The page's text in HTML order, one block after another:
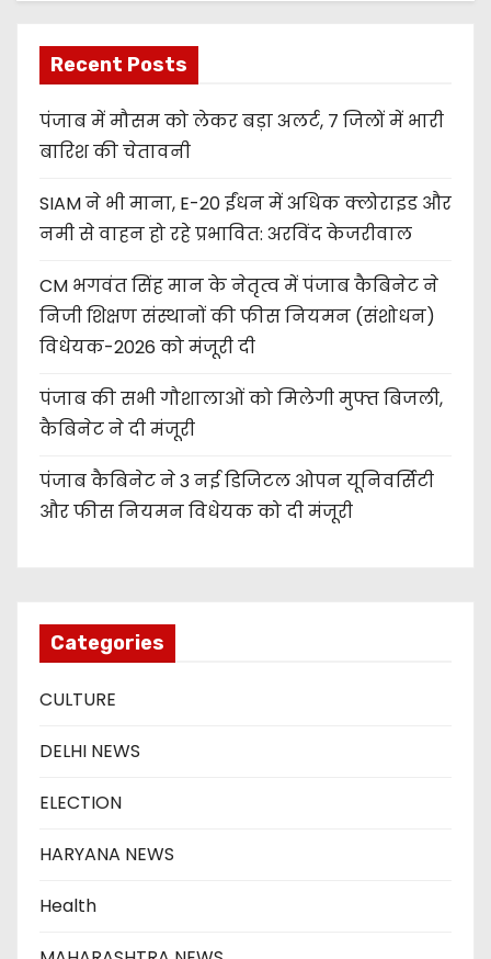
Recent Posts
पंजाब में मौसम को लेकर बड़ा अलर्ट, 7 जिलों में भारी
बारिश की चेतावनी
SIAM ने भी माना, E-20 ईंधन में अधिक क्लोराइड और
नमी से वाहन हो रहे प्रभावित: अरविंद केजरीवाल
CM भगवंत सिंह मान के नेतृत्व में पंजाब कैबिनेट ने
निजी शिक्षण संस्थानों की फीस नियमन (संशोधन)
विधेयक-2026 को मंजूरी दी
पंजाब की सभी गौशालाओं को मिलेगी मुफ्त बिजली,
कैबिनेट ने दी मंजूरी
पंजाब कैबिनेट ने 3 नई डिजिटल ओपन यूनिवर्सिटी
और फीस नियमन विधेयक को दी मंजूरी
Categories
CULTURE
DELHI NEWS
ELECTION
HARYANA NEWS
Health